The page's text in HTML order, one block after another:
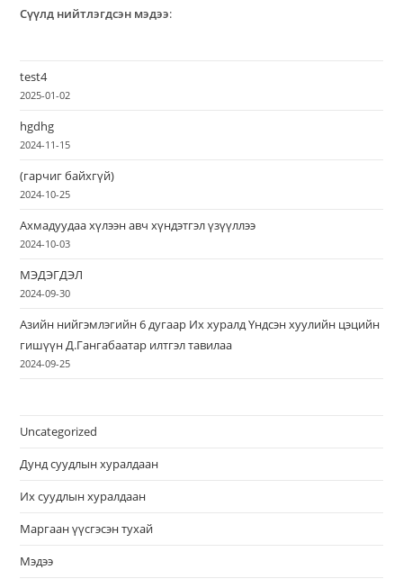
Сүүлд нийтлэгдсэн мэдээ:
test4
2025-01-02
hgdhg
2024-11-15
(гарчиг байхгүй)
2024-10-25
Ахмадуудаа хүлээн авч хүндэтгэл үзүүллээ
2024-10-03
МЭДЭГДЭЛ
2024-09-30
Азийн нийгэмлэгийн 6 дугаар Их хуралд Үндсэн хуулийн цэцийн
гишүүн Д.Гангабаатар илтгэл тавилаа
2024-09-25
Uncategorized
Дунд суудлын хуралдаан
Их суудлын хуралдаан
Маргаан үүсгэсэн тухай
Мэдээ